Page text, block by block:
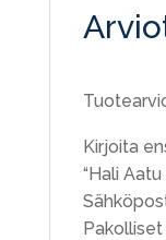
Kirjoita
“Hali